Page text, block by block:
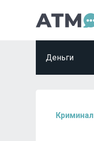
Деньги
Криминал